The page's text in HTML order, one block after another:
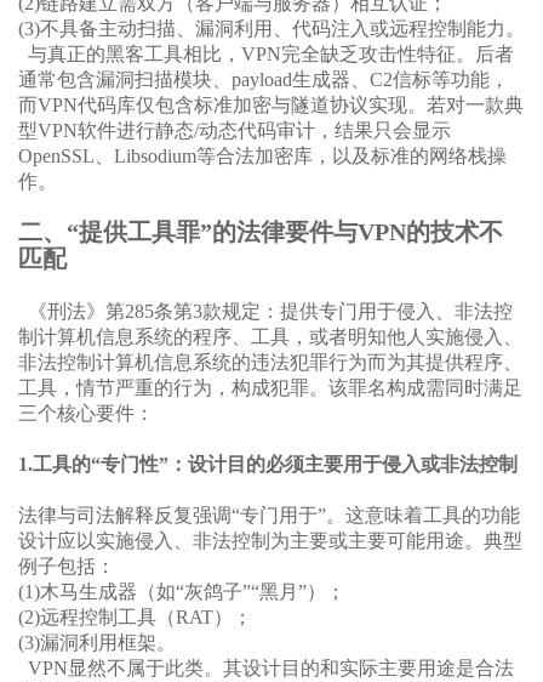
(3)不具备主动扫描、漏洞利用、代码注入或远程控制能力。
与真正的黑客工具相比，VPN完全缺乏攻击性特征。后者
通常包含漏洞扫描模块、payload生成器、C2信标等功能，
而VPN代码库仅包含标准加密与隧道协议实现。若对一款典
型VPN软件进行静态/动态代码审计，结果只会显示
OpenSSL、Libsodium等合法加密库，以及标准的网络栈操
作。
二、“提供工具罪”的法律要件与VPN的技术不
匹配
《刑法》第285条第3款规定：提供专门用于侵入、非法控
制计算机信息系统的程序、工具，或者明知他人实施侵入、
非法控制计算机信息系统的违法犯罪行为而为其提供程序、
工具，情节严重的行为，构成犯罪。该罪名构成需同时满足
三个核心要件：
1.工具的“专门性”：设计目的必须主要用于侵入或非法控制
法律与司法解释反复强调“专门用于”。这意味着工具的功能
设计应以实施侵入、非法控制为主要或主要可能用途。典型
例子包括：
(1)木马生成器（如“灰鸽子”“黑月”）；
(2)远程控制工具（RAT）；
(3)漏洞利用框架。
VPN显然不属于此类。其设计目的和实际主要用途是合法